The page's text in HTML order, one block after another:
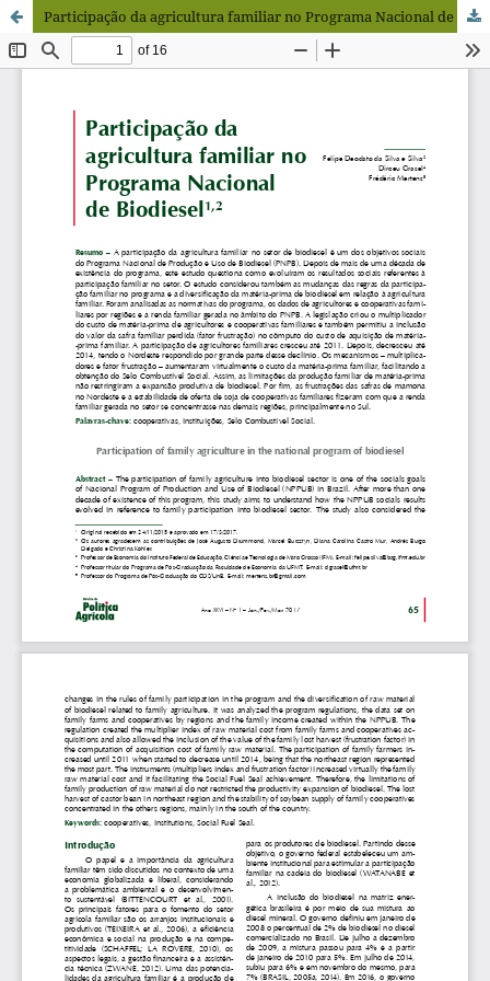
Participação da agricultura familiar no Programa Nacional de Biodiesel